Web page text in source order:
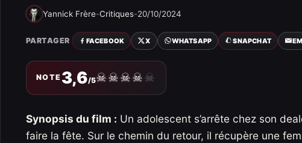
Yannick Frère-Critiques-20/10/2024
PARTAGER FACEBOOK X WHATSAPP SNAPCHAT
NOTE 3,6/5☠☠☠☠☠
Synopsis du film : Un adolescent s’arrête chez son
faire la fête. Sur le chemin du retour, il récupère une